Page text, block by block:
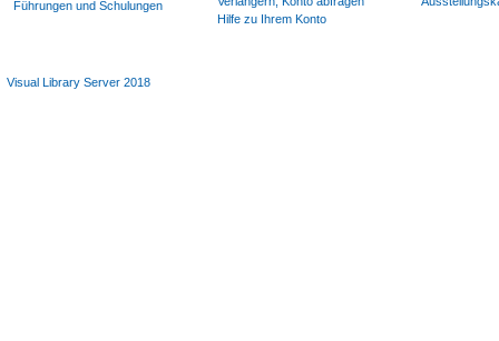
Führungen und Schulungen
Hilfe zu Ihrem Konto
Visual Library Server 2018